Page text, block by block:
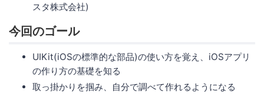
スタ株式会社)
今回のゴール
UIKit(iOSの標準的な部品)の使い方を覚え、iOSアプリ
の作り方の基礎を知る
取っ掛かりを掴み、自分で調べて作れるようになる